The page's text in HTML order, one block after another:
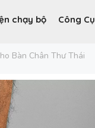
chạy bộ Công Cụ
Bàn Chân Thư Thái